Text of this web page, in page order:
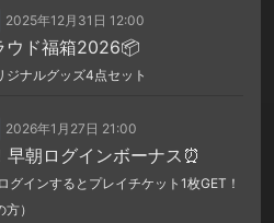
2025年12月31日 12:00
ウド福箱2026📦
ジナルグッズ4点セット
2026年1月27日 21:00
朝ログインボーナス⏰
グインするとプレイチケット1枚GET！
）